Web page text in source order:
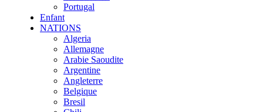
Portugal
Enfant
NATIONS
Algeria
Allemagne
Arabie Saoudite
Argentine
Angleterre
Belgique
Bresil